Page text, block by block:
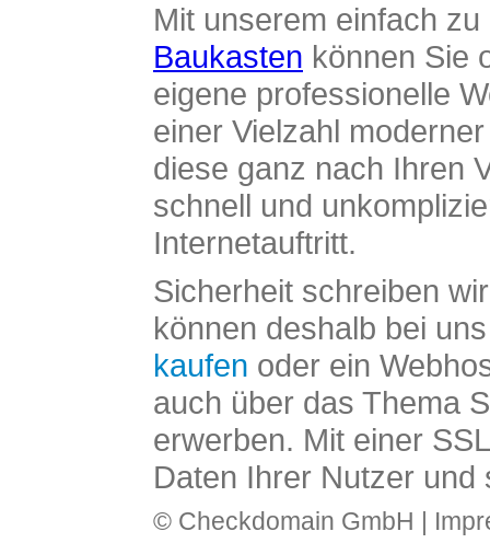
Mit unserem einfach
Baukasten können Sie
eigene professionelle
einer Vielzahl
diese ganz nach Ihren
schnell und
Internetauftritt.
Sicherheit schreiben
können deshalb bei
kaufen oder ein
auch über das Thema
erwerben. Mit einer
Daten Ihrer Nutzer und
© Checkdomain GmbH |